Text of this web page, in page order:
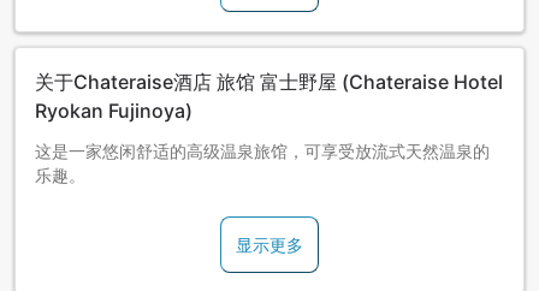
关于Chateraise酒店 旅馆 富士野屋 (Chateraise Hotel
Ryokan Fujinoya)
这是一家悠闲舒适的高级温泉旅馆，可享受放流式天然温泉的
乐趣。
显示更多